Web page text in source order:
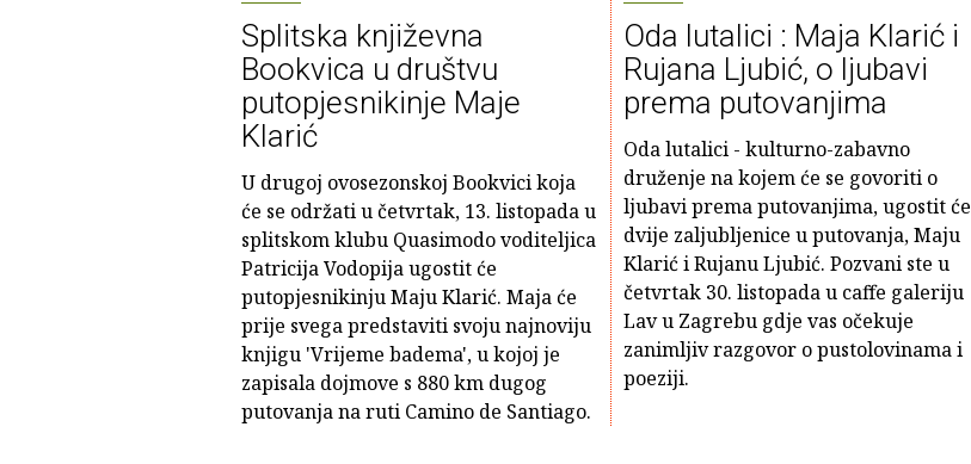
Splitska književna
Bookvica u društvu
putopjesnikinje Maje
Klarić
U drugoj ovosezonskoj Bookvici koja
će se održati u četvrtak, 13. listopada u
splitskom klubu Quasimodo voditeljica
Patricija Vodopija ugostit će
putopjesnikinju Maju Klarić. Maja će
prije svega predstaviti svoju najnoviju
knjigu 'Vrijeme badema', u kojoj je
zapisala dojmove s 880 km dugog
putovanja na ruti Camino de Santiago.
Oda lutalici : Maja Klarić i
Rujana Ljubić, o ljubavi
prema putovanjima
Oda lutalici - kulturno-zabavno
druženje na kojem će se govoriti o
ljubavi prema putovanjima, ugostit će
dvije zaljubljenice u putovanja, Maju
Klarić i Rujanu Ljubić. Pozvani ste u
četvrtak 30. listopada u caffe galeriju
Lav u Zagrebu gdje vas očekuje
zanimljiv razgovor o pustolovinama i
poeziji.